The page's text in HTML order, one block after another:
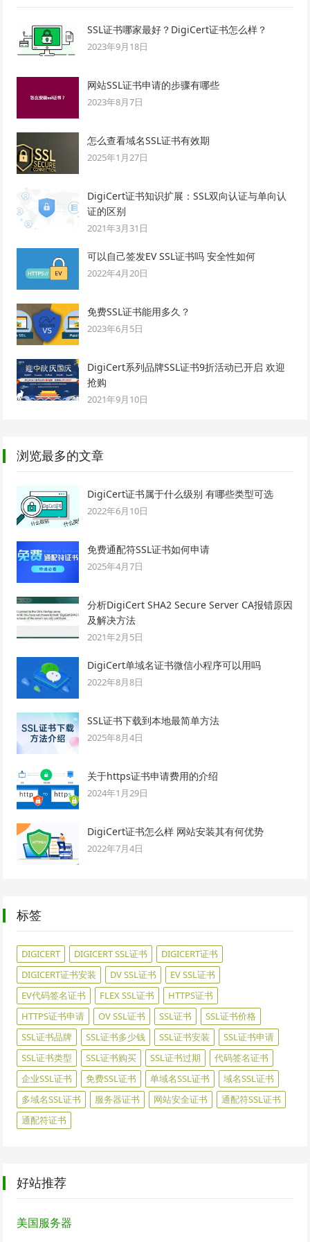
SSL证书哪家最好？DigiCert证书怎么样？
2023年9月18日
网站SSL证书申请的步骤有哪些
2023年8月7日
怎么查看域名SSL证书有效期
2025年1月27日
DigiCert证书知识扩展：SSL双向认证与单向认
证的区别
2021年3月31日
可以自己签发EV SSL证书吗 安全性如何
2022年4月20日
免费SSL证书能用多久？
2023年6月5日
DigiCert系列品牌SSL证书9折活动已开启 欢迎
抢购
2021年9月10日
浏览最多的文章
DigiCert证书属于什么级别 有哪些类型可选
2022年6月10日
免费通配符SSL证书如何申请
2025年4月7日
分析DigiCert SHA2 Secure Server CA报错原因
及解决方法
2021年2月5日
DigiCert单域名证书微信小程序可以用吗
2022年8月8日
SSL证书下载到本地最简单方法
2025年8月4日
关于https证书申请费用的介绍
2024年1月29日
DigiCert证书怎么样 网站安装其有何优势
2022年7月4日
标签
DIGICERT DIGICERT SSL证书
DIGICERT证书
DIGICERT证书安装
DV SSL证书
EV SSL证书
EV代码签名证书
FLEX SSL证书
HTTPS证书
HTTPS证书申请
OV SSL证书 SSL证书
SSL证书价格
SSL证书品牌
SSL证书多少钱 SSL证书安装
SSL证书申请
SSL证书类型
SSL证书购买 SSL证书过期
代码签名证书
企业SSL证书
免费SSL证书 单域名SSL证书
域名SSL证书
多域名SSL证书
服务器证书 网站安全证书
通配符SSL证书
通配符证书
好站推荐
美国服务器